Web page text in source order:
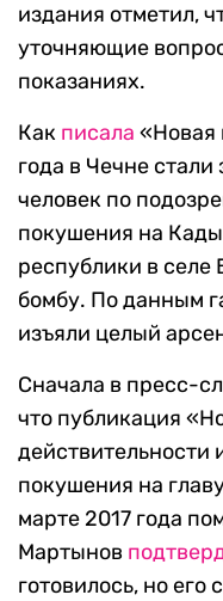
издания отметил,
уточняющие
показаниях.
Как писала «Новая
года в Чечне
человек по
покушения на
республики в
бомбу. По данным
изъяли целый
Сначала в пресс-
что публикация
действительности
покушения на
марте 2017 года
Мартынов
готовилось, но его